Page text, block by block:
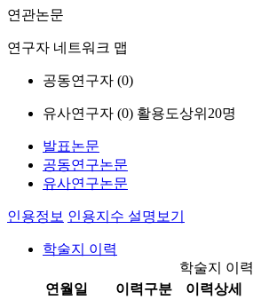
연관논문
연구자 네트워크 맵
공동연구자 (0)
유사연구자 (0) 활용도상위20명
발표논문
공동연구논문
유사연구논문
인용정보 인용지수 설명보기
학술지 이력
학술지 이력
연월일
이력구분 이력상세